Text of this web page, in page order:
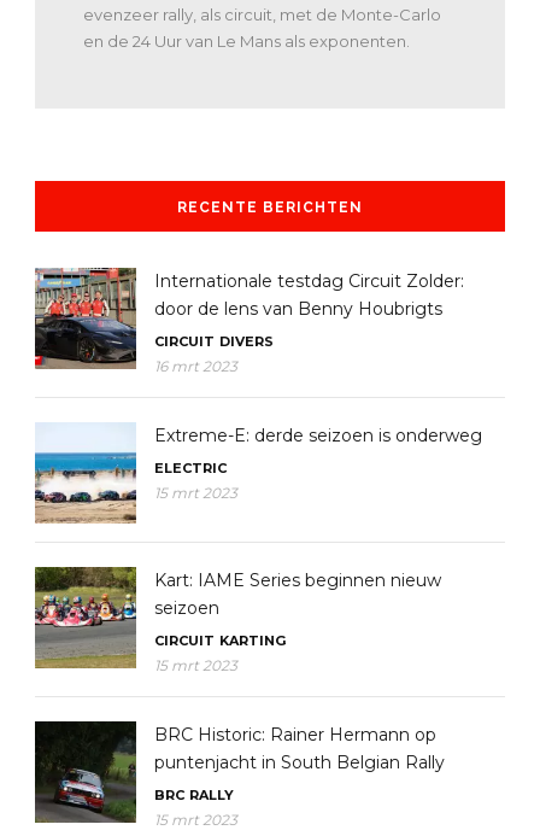
evenzeer rally, als circuit, met de Monte-Carlo
en de 24 Uur van Le Mans als exponenten.
RECENTE BERICHTEN
Internationale testdag Circuit Zolder:
door de lens van Benny Houbrigts
CIRCUIT DIVERS
16 mrt 2023
Extreme-E: derde seizoen is onderweg
ELECTRIC
15 mrt 2023
Kart: IAME Series beginnen nieuw
seizoen
CIRCUIT KARTING
15 mrt 2023
BRC Historic: Rainer Hermann op
puntenjacht in South Belgian Rally
BRC RALLY
15 mrt 2023